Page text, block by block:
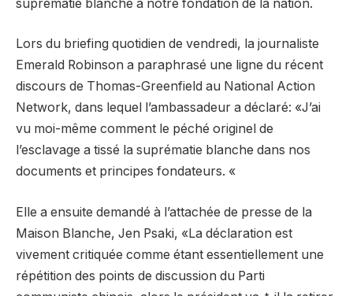
suprématie blanche à notre fondation de la nation.
Lors du briefing quotidien de vendredi, la journaliste
Emerald Robinson a paraphrasé une ligne du récent
discours de Thomas-Greenfield au National Action
Network, dans lequel l’ambassadeur a déclaré: «J’ai
vu moi-même comment le péché originel de
l’esclavage a tissé la suprématie blanche dans nos
documents et principes fondateurs. «
Elle a ensuite demandé à l’attachée de presse de la
Maison Blanche, Jen Psaki, «La déclaration est
vivement critiquée comme étant essentiellement une
répétition des points de discussion du Parti